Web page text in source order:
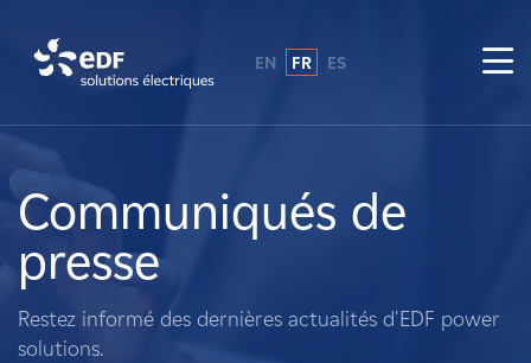
A propos de nous
Ce que nous faisons
Propriétaires fonciers
EN FR ES
Communiqués de
presse
Restez informé des dernières actualités d'EDF power
solutions.